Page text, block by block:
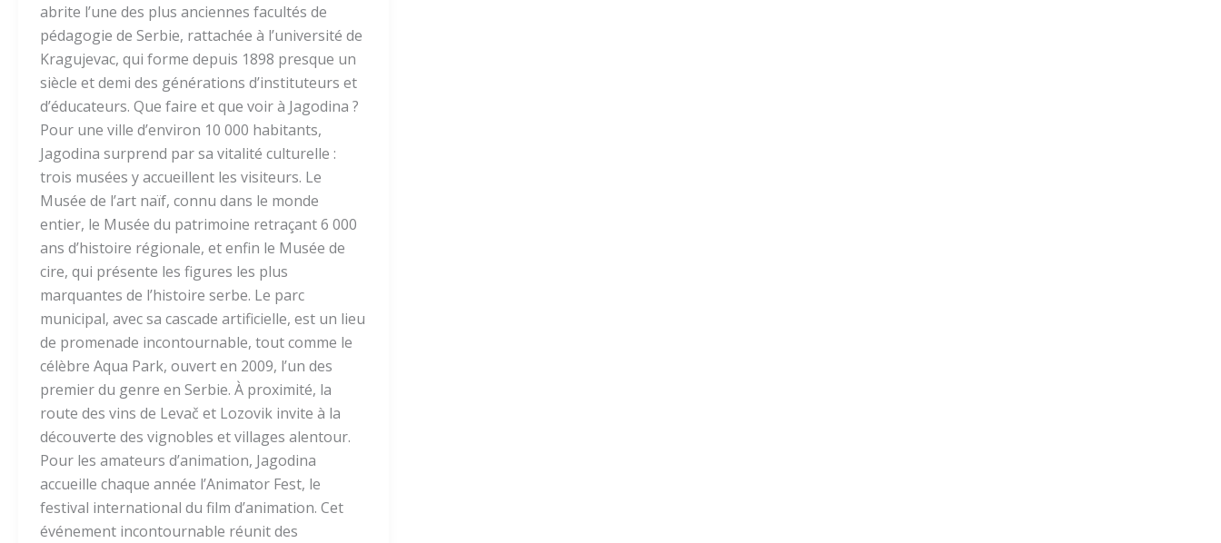
abrite l’une des plus anciennes facultés de
pédagogie de Serbie, rattachée à l’université de
Kragujevac, qui forme depuis 1898 presque un
siècle et demi des générations d’instituteurs et
d’éducateurs. Que faire et que voir à Jagodina ?
Pour une ville d’environ 10 000 habitants,
Jagodina surprend par sa vitalité culturelle :
trois musées y accueillent les visiteurs. Le
Musée de l’art naïf, connu dans le monde
entier, le Musée du patrimoine retraçant 6 000
ans d’histoire régionale, et enfin le Musée de
cire, qui présente les figures les plus
marquantes de l’histoire serbe. Le parc
municipal, avec sa cascade artificielle, est un lieu
de promenade incontournable, tout comme le
célèbre Aqua Park, ouvert en 2009, l’un des
premier du genre en Serbie. À proximité, la
route des vins de Levač et Lozovik invite à la
découverte des vignobles et villages alentour.
Pour les amateurs d’animation, Jagodina
accueille chaque année l’Animator Fest, le
festival international du film d’animation. Cet
événement incontournable réunit des